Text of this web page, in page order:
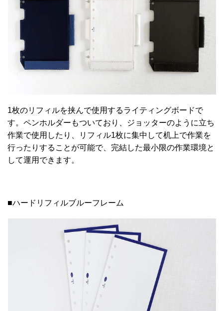
1枚のリフィルを挟んで使用するライティングボードで
す。ペンホルダーもついており、ジョッターのように立ち
作業で使用したり、リフィル1枚に集中して机上で作業を
行ったりすることが可能で、完結した最小限の作業環境と
して運用できます。
■ハードリフィルブルーフレーム